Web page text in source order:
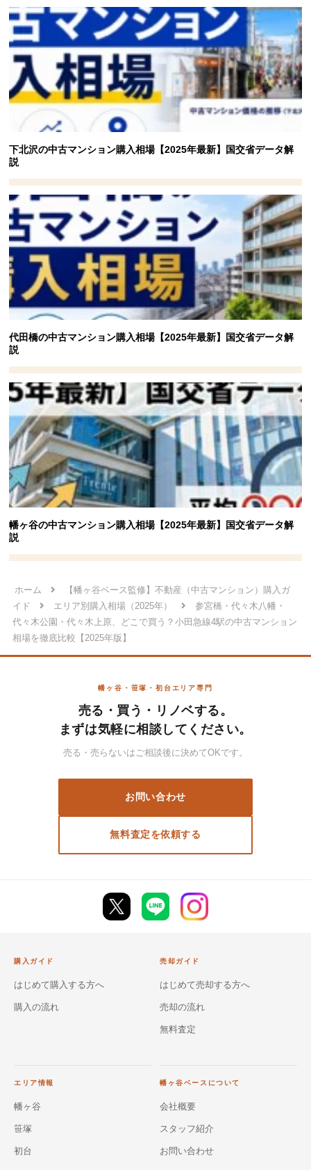
下北沢の中古マンション購入相場【2025年最新】国交省データ解
説
代田橋の中古マンション購入相場【2025年最新】国交省データ解
説
幡ヶ谷の中古マンション購入相場【2025年最新】国交省データ解
説
ホーム
【幡ヶ谷ベース監修】不動産（中古マンション）購入ガ
イド
エリア別購入相場（2025年）
参宮橋・代々木八幡・
代々木公園・代々木上原、どこで買う？小田急線4駅の中古マンション
相場を徹底比較【2025年版】
幡ヶ谷・笹塚・初台エリア専門
売る・買う・リノベする。
まずは気軽に相談してください。
売る・売らないはご相談後に決めてOKです。
お問い合わせ
無料査定を依頼する
購入ガイド
はじめて購入する方へ
購入の流れ
売却ガイド
はじめて売却する方へ
売却の流れ
無料査定
エリア情報
幡ヶ谷
笹塚
初台
幡ヶ谷ベースについて
会社概要
スタッフ紹介
お問い合わせ